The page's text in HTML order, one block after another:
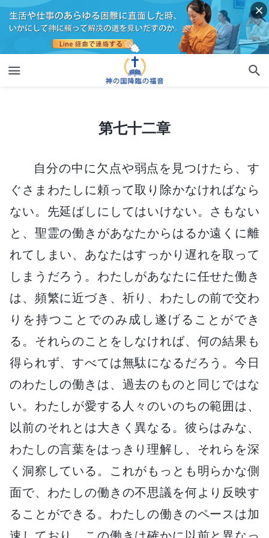
第七十二章
自分の中に欠点や弱点を見つけたら、す
ぐさまわたしに頼って取り除かなければなら
ない。先延ばしにしてはいけない。さもない
と、聖霊の働きがあなたからはるか遠くに離
れてしまい、あなたはすっかり遅れを取って
しまうだろう。わたしがあなたに任せた働き
は、頻繁に近づき、祈り、わたしの前で交わ
りを持つことでのみ成し遂げることができ
る。それらのことをしなければ、何の結果も
得られず、すべては無駄になるだろう。今日
のわたしの働きは、過去のものと同じではな
い。わたしが愛する人々のいのちの範囲は、
以前のそれとは大きく異なる。彼らはみな、
わたしの言葉をはっきり理解し、それらを深
く洞察している。これがもっとも明らかな側
面で、わたしの働きの不思議を何より反映す
ることができる。わたしの働きのペースは加